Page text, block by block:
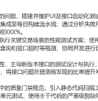
的科技公司，团队规
自动化产品，服务超